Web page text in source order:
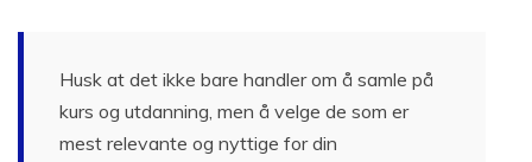
Husk at det ikke bare handler om å samle på
kurs og utdanning, men å velge de som er
mest relevante og nyttige for din